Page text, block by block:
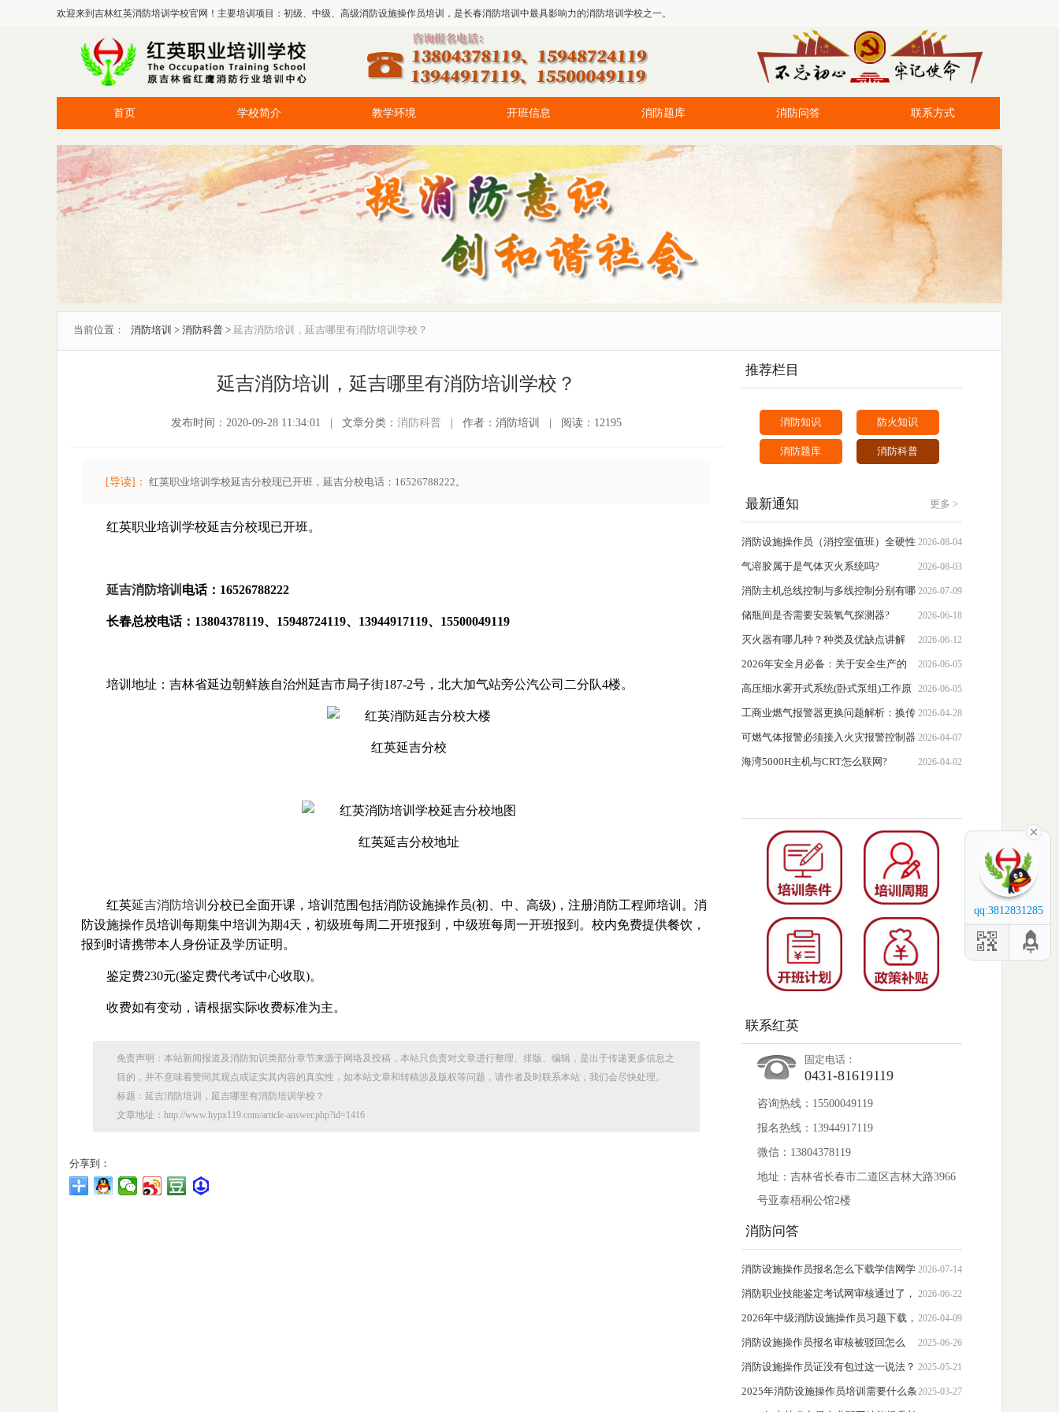
欢迎来到吉林红英消防培训学校官网！主要培训项目：初级、中级、高级消防设施操作员培训，是长春消防培训中最具影响力的消防培训学校之一。
首页 学校简介 教学环境 开班信息 消防题库 消防问答 联系方式
qq:3812831285
当前位置： 消防培训 > 消防科普 > 延吉消防培训，延吉哪里有消防培训学校？
延吉消防培训，延吉哪里有消防培训学校？
发布时间：2020-09-28 11:34:01 | 文章分类： 消防科普 | 作者：消防培训 | 阅读：12195
[导读]： 红英职业培训学校延吉分校现已开班，延吉分校电话：16526788222。
红英职业培训学校延吉分校现已开班。
延吉消防培训 电话：16526788222
长春总校电话：13804378119、15948724119、13944917119、15500049119
培训地址：吉林省延边朝鲜族自治州延吉市局子街187-2号，北大加气站旁公汽公司二分队4楼。
红英延吉分校
红英延吉分校地址
红英延吉消防培训 分校已全面开课，培训范围包括消防设施操作员(初、中、高级)，注册消防工程师培训。消
防设施操作员培训每期集中培训为期4天，初级班每周二开班报到，中级班每周一开班报到。校内免费提供餐饮，
报到时请携带本人身份证及学历证明。
鉴定费230元(鉴定费代考试中心收取)。
收费如有变动，请根据实际收费标准为主。
免责声明：本站新闻报道及消防知识类部分章节来源于网络及投稿，本站只负责对文章进行整理、排版、编辑，是出于传递更多信息之
目的，并不意味着赞同其观点或证实其内容的真实性，如本站文章和转稿涉及版权等问题，请作者及时联系本站，我们会尽快处理。
标题：延吉消防培训，延吉哪里有消防培训学校？
文章地址：http://www.hypx119.com/article-answer.php?id=1416
分享到：
推荐栏目
消防知识 防火知识
消防题库 消防科普
最新通知 更多 >
2026-08-04
消防设施操作员（消控室值班）全硬性
要求指南
2026-08-03
气溶胶属于是气体灭火系统吗?
2026-07-09
消防主机总线控制与多线控制分别有哪
些优缺点？
2026-06-18
储瓶间是否需要安装氧气探测器?
2026-06-12
灭火器有哪几种？种类及优缺点讲解
（一张图说明）
2026-06-05
2026年安全月必备：关于安全生产的
100个常识
2026-06-05
高压细水雾开式系统(卧式泵组)工作原
理及灭火流程详解
2026-04-28
工商业燃气报警器更换问题解析：换传
感器还是换整机?
2026-04-07
可燃气体报警必须接入火灾报警控制器
吗？
2026-04-02
海湾5000H主机与CRT怎么联网?
联系红英
固定电话：
0431-81619119
咨询热线：15500049119
报名热线：13944917119
微信：13804378119
地址：吉林省长春市二道区吉林大路3966
号亚泰梧桐公馆2楼
消防问答
2026-07-14
消防设施操作员报名怎么下载学信网学
历证明？
2026-06-22
消防职业技能鉴定考试网审核通过了，
但想换照片怎么办？
2026-04-09
2026年中级消防设施操作员习题下载，
含答案解析
2025-06-26
消防设施操作员报名审核被驳回怎么
办？
2025-05-21
消防设施操作员证没有包过这一说法？
2025-03-27
2025年消防设施操作员培训需要什么条